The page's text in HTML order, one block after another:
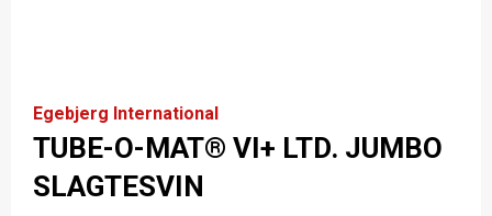
Egebjerg International
TUBE-O-MAT® VI+ LTD. JUMBO
SLAGTESVIN